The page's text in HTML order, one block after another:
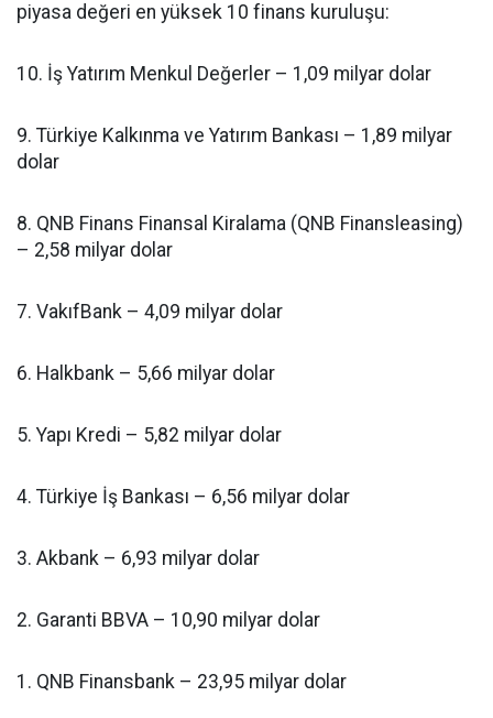
piyasa değeri en yüksek 10 finans kuruluşu:
10. İş Yatırım Menkul Değerler – 1,09 milyar dolar
9. Türkiye Kalkınma ve Yatırım Bankası – 1,89 milyar
dolar
8. QNB Finans Finansal Kiralama (QNB Finansleasing)
– 2,58 milyar dolar
7. VakıfBank – 4,09 milyar dolar
6. Halkbank – 5,66 milyar dolar
5. Yapı Kredi – 5,82 milyar dolar
4. Türkiye İş Bankası – 6,56 milyar dolar
3. Akbank – 6,93 milyar dolar
2. Garanti BBVA – 10,90 milyar dolar
1. QNB Finansbank – 23,95 milyar dolar